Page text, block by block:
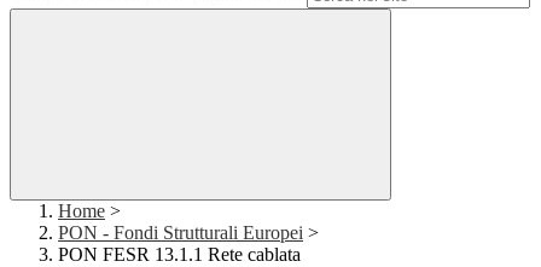
Home >
PON - Fondi Strutturali Europei >
PON FESR 13.1.1 Rete cablata